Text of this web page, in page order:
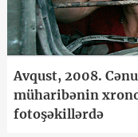
Avqust, 2008.
müharibənin
fotoşəkillərdə